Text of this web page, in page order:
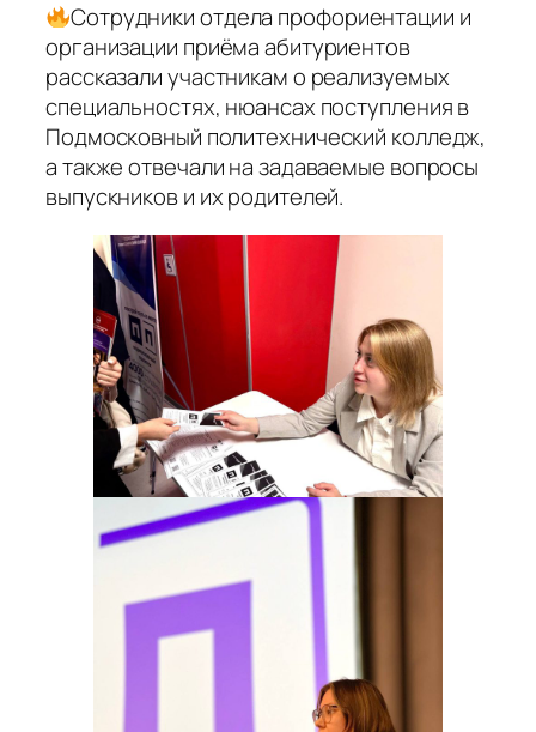
Сотрудники отдела профориентации и
организации приёма абитуриентов
рассказали участникам о реализуемых
специальностях, нюансах поступления в
Подмосковный политехнический колледж,
а также отвечали на задаваемые вопросы
выпускников и их родителей.